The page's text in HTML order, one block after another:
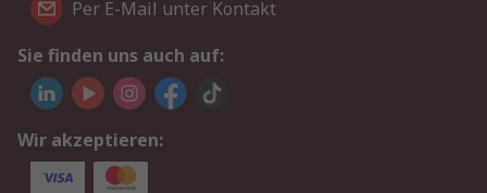
Per E-Mail unter Kontakt
Sie finden uns auch auf:
Wir akzeptieren: